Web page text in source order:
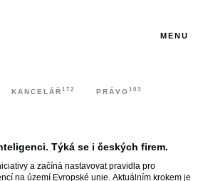
MENU
KANCELÁŘ 172 PRÁVO 103
Týká se i českých firem.
a začíná nastavovat pravidla pro
na území Evropské unie. Aktuálním krokem je